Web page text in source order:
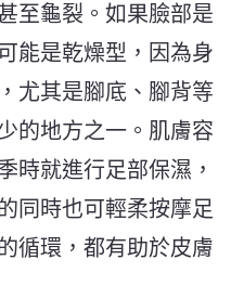
至龜裂。如果臉部是
能是乾燥型，因為身
尤其是腳底、腳背等
的地方之一。肌膚容
時就進行足部保濕，
同時也可輕柔按摩足
循環，都有助於皮膚